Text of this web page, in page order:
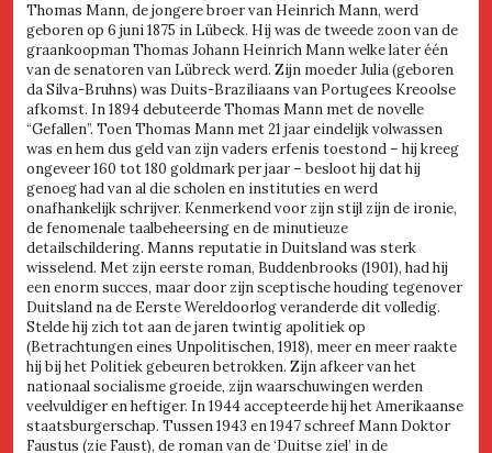
Thomas Mann, de jongere broer van Heinrich Mann, werd
geboren op 6 juni 1875 in Lübeck. Hij was de tweede zoon van de
graankoopman Thomas Johann Heinrich Mann welke later één
van de senatoren van Lübreck werd. Zijn moeder Julia (geboren
da Silva-Bruhns) was Duits-Braziliaans van Portugees Kreoolse
afkomst. In 1894 debuteerde Thomas Mann met de novelle
“Gefallen”. Toen Thomas Mann met 21 jaar eindelijk volwassen
was en hem dus geld van zijn vaders erfenis toestond – hij kreeg
ongeveer 160 tot 180 goldmark per jaar – besloot hij dat hij
genoeg had van al die scholen en instituties en werd
onafhankelijk schrijver. Kenmerkend voor zijn stijl zijn de ironie,
de fenomenale taalbeheersing en de minutieuze
detailschildering. Manns reputatie in Duitsland was sterk
wisselend. Met zijn eerste roman, Buddenbrooks (1901), had hij
een enorm succes, maar door zijn sceptische houding tegenover
Duitsland na de Eerste Wereldoorlog veranderde dit volledig.
Stelde hij zich tot aan de jaren twintig apolitiek op
(Betrachtungen eines Unpolitischen, 1918), meer en meer raakte
hij bij het Politiek gebeuren betrokken. Zijn afkeer van het
nationaal socialisme groeide, zijn waarschuwingen werden
veelvuldiger en heftiger. In 1944 accepteerde hij het Amerikaanse
staatsburgerschap. Tussen 1943 en 1947 schreef Mann Doktor
Faustus (zie Faust), de roman van de ‘Duitse ziel’ in de